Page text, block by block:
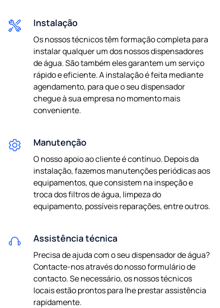
política de
privacidade
Aceito ser contactado por correio eletrónico e/ou
telefone sobre futuras notícias e ofertas.
Instalação
Os nossos técnicos têm formação completa para
instalar qualquer um dos nossos dispensadores
de água. São também eles garantem um serviço
rápido e eficiente. A instalação é feita mediante
agendamento, para que o seu dispensador
chegue à sua empresa no momento mais
conveniente.
Manutenção
O nosso apoio ao cliente é contínuo. Depois da
instalação, fazemos manutenções periódicas aos
equipamentos, que consistem na inspeção e
troca dos filtros de água, limpeza do
equipamento, possíveis reparações, entre outros.
Assistência técnica
Precisa de ajuda com o seu dispensador de água?
Contacte-nos através do nosso formulário de
contacto. Se necessário, os nossos técnicos
locais estão prontos para lhe prestar assistência
rapidamente.